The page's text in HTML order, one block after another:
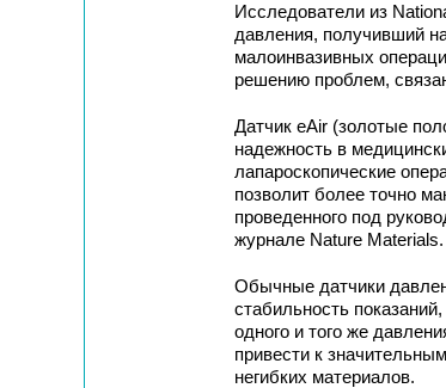
Исследователи из
давления, получивший
малоинвазивных
решению проблем,
Датчик eAir (золотые
надежность в
лапароскопические
позволит более точно
проведенного под
журнале Nature Materials.
Обычные датчики
стабильность
одного и того же
привести к
негибких материалов.